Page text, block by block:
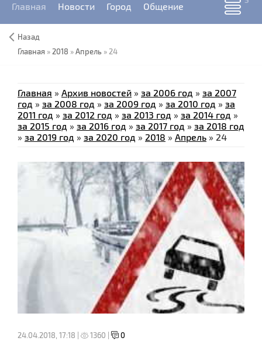
Главная Новости Город Общение
Назад
Главная » 2018 »Апрель » 24
Главная » Архив новостей » за 2006 год » за 2007
год » за 2008 год » за 2009 год » за 2010 год » за
2011 год » за 2012 год » за 2013 год » за 2014 год »
за 2015 год » за 2016 год » за 2017 год » за 2018 год
» за 2019 год » за 2020 год » 2018 » Апрель » 24
24.04.2018, 17:18 | 1360 | 0